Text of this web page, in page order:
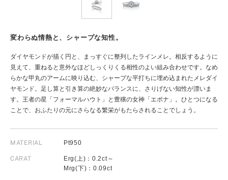
変わらぬ情熱と、シャープな知性。
ダイヤモンドが描く円と、まっすぐに整列したラインメレ。相反するように
見えて、重ねると意外なほどしっくりくる相性のよい組み合わせです。なめ
らかな甲丸のアームに映り込む、シャープな平打ちに埋め込まれたメレダイ
ヤモンド。足し算と引き算の絶妙なバランスに、さりげない知性が漂いま
す。王者の星「フォーマルハウト」と豊穣の女神「エポナ」。ひとつになる
ことで、おふたりの元にさらなる繁栄がもたらされることでしょう。
MATERIAL Pt950
CARAT
Erg(上)：0.2ct～
Mrg(下)：0.09ct